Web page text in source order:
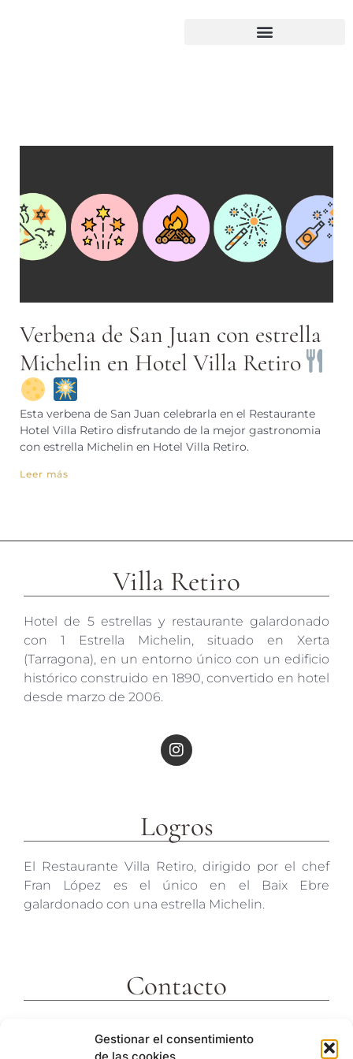
Gestionar el consentimiento
Verbena de San Juan con estrella
Michelin en Hotel Villa Retiro
Esta verbena de San Juan celebrarla en el Restaurante
Hotel Villa Retiro disfrutando de la mejor gastronomia
con estrella Michelin en Hotel Villa Retiro.
Leer más
Villa Retiro
Hotel de 5 estrellas y restaurante galardonado
con 1 Estrella Michelin, situado en Xerta
(Tarragona), en un entorno único con un edificio
histórico construido en 1890, convertido en hotel
desde marzo de 2006.
Logros
El Restaurante Villa Retiro, dirigido por el chef
Fran López es el único en el Baix Ebre
galardonado con una estrella Michelin.
Contacto
43592 Xerta